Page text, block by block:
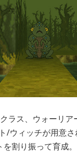
ラス、ウォーリ
/ウィッチが用意
を割り振って育成